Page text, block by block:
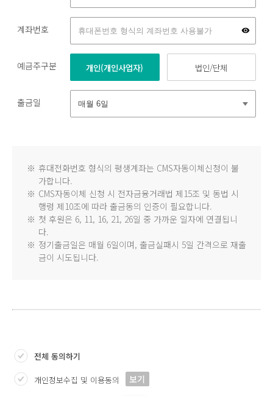
계좌번호
예금주구분 개인(개인사업자) 법인/단체
출금일
※ 휴대전화번호 형식의 평생계좌는 CMS자동이체신청이 불
가합니다.
※ CMS자동이체 신청 시 전자금융거래법 제15조 및 동법 시
행령 제10조에 따라 출금동의 인증이 필요합니다.
※ 첫 후원은 6, 11, 16, 21, 26일 중 가까운 일자에 연결됩니
다.
※ 정기출금일은 매월 6일이며, 출금실패시 5일 간격으로 재출
금이 시도됩니다.
전체 동의하기
개인정보수집 및 이용동의 보기